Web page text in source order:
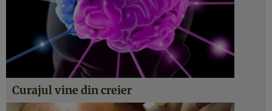
Curajul vine din creier